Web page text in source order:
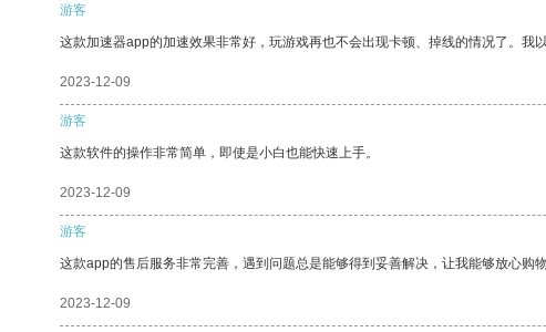
游客
这款加速器app的加速效果非常好，玩游戏再也不会出现卡顿、掉线的情况了。我
2023-12-09
游客
这款软件的操作非常简单，即使是小白也能快速上手。
2023-12-09
游客
这款app的售后服务非常完善，遇到问题总是能够得到妥善解决，让我能够放心购物
2023-12-09